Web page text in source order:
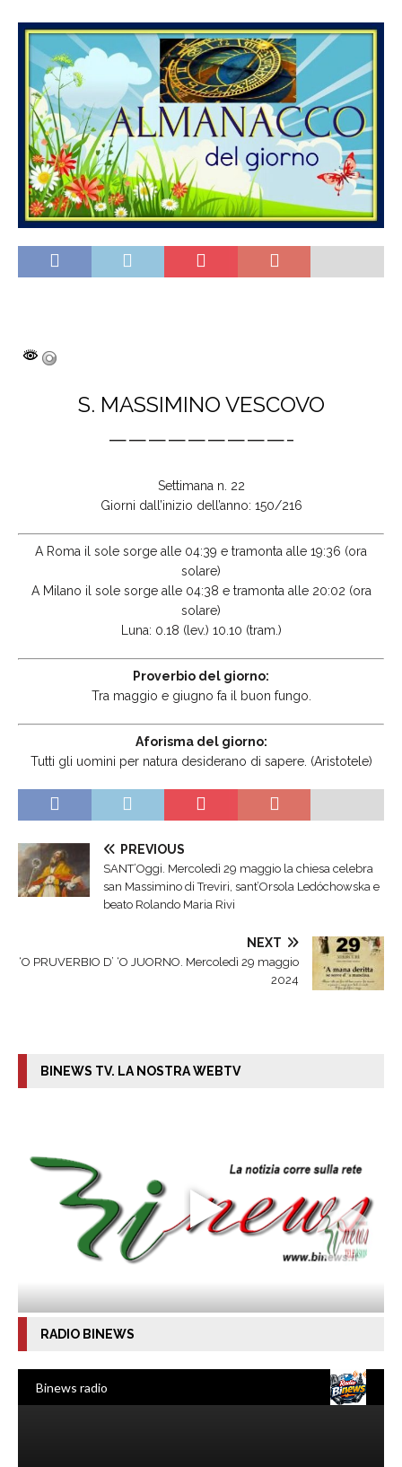
S. MASSIMINO VESCOVO
—————————-
Settimana n. 22
Giorni dall’inizio dell’anno: 150/216
A Roma il sole sorge alle 04:39 e tramonta alle 19:36 (ora
solare)
A Milano il sole sorge alle 04:38 e tramonta alle 20:02 (ora
solare)
Luna: 0.18 (lev.) 10.10 (tram.)
Proverbio del giorno:
Tra maggio e giugno fa il buon fungo.
Aforisma del giorno:
Tutti gli uomini per natura desiderano di sapere. (Aristotele)
PREVIOUS
SANT’Oggi. Mercoledì 29 maggio la chiesa celebra
san Massimino di Treviri, sant’Orsola Ledóchowska e
beato Rolando Maria Rivi
NEXT
‘O PRUVERBIO D’ ‘O JUORNO. Mercoledì 29 maggio
2024
BINEWS TV. LA NOSTRA WEBTV
RADIO BINEWS